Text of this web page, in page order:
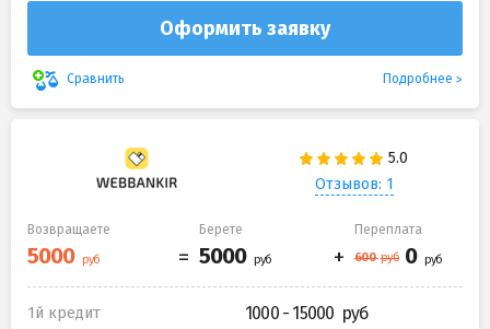
Оформить заявку
Сравнить Подробнее
Отзывов: 1
Возвращаете Берете Переплата
1й кредит 1000 - 15000